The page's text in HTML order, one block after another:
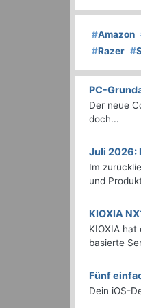
#Amazon
#Razer #
PC-
Der neue
doch...
Juli 2026:
Im
und
KIOXIA
KIOXIA
basierte
Fünf
Dein iOS-